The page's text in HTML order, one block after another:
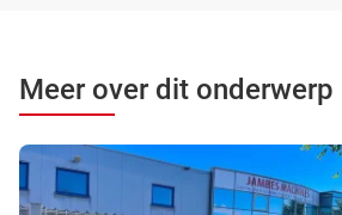
Meer over dit onderwerp